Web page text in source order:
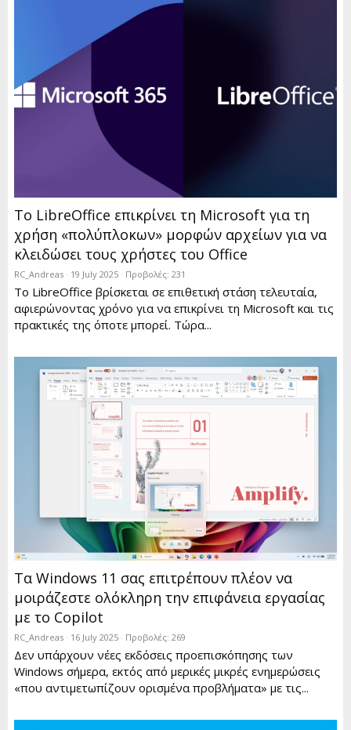
Το LibreOffice επικρίνει τη Microsoft για τη
χρήση «πολύπλοκων» μορφών αρχείων για να
κλειδώσει τους χρήστες του Office
RC_Andreas 19 July 2025 Προβολές: 231
Το LibreOffice βρίσκεται σε επιθετική στάση τελευταία,
αφιερώνοντας χρόνο για να επικρίνει τη Microsoft και τις
πρακτικές της όποτε μπορεί. Τώρα...
Τα Windows 11 σας επιτρέπουν πλέον να
μοιράζεστε ολόκληρη την επιφάνεια εργασίας
με το Copilot
RC_Andreas 16 July 2025 Προβολές: 269
Δεν υπάρχουν νέες εκδόσεις προεπισκόπησης των
Windows σήμερα, εκτός από μερικές μικρές ενημερώσεις
«που αντιμετωπίζουν ορισμένα προβλήματα» με τις...